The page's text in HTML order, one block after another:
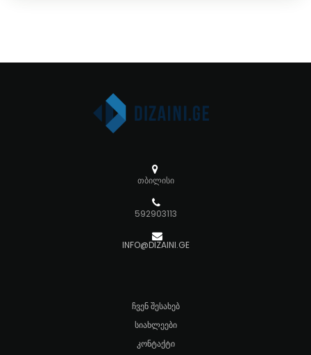
თბილისი
592903113
INFO@DIZAINI.GE
ᲩᲕᲔᲜ ᲨᲔᲡᲐᲮᲔᲑ
ᲡᲘᲐᲮᲚᲔᲔᲑᲘ
ᲙᲝᲜᲢᲐᲥᲢᲘ